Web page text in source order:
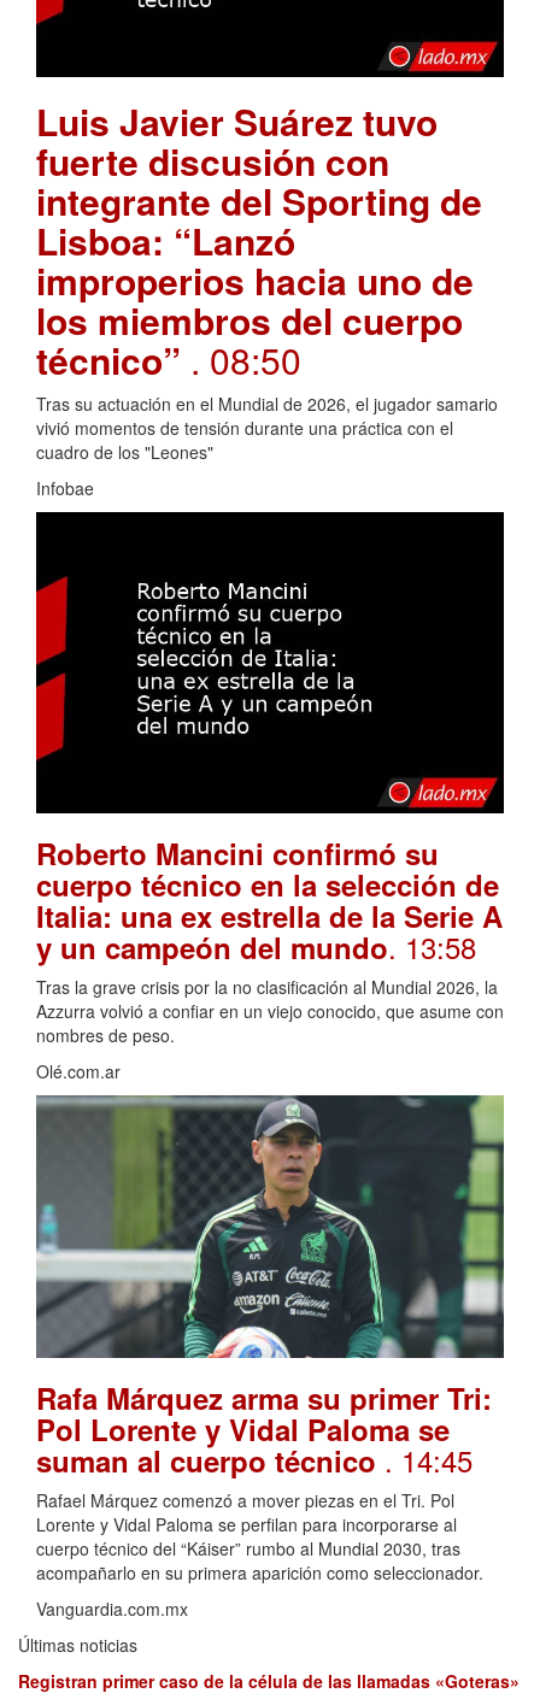
Luis Javier Suárez tuvo
fuerte discusión con
integrante del Sporting de
Lisboa: “Lanzó
improperios hacia uno de
los miembros del cuerpo
técnico” . 08:50
Tras su actuación en el Mundial de 2026, el jugador samario
vivió momentos de tensión durante una práctica con el
cuadro de los "Leones"
Infobae
Roberto Mancini confirmó su
cuerpo técnico en la selección de
Italia: una ex estrella de la Serie A
y un campeón del mundo. 13:58
Tras la grave crisis por la no clasificación al Mundial 2026, la
Azzurra volvió a confiar en un viejo conocido, que asume con
nombres de peso.
Olé.com.ar
Rafa Márquez arma su primer Tri:
Pol Lorente y Vidal Paloma se
suman al cuerpo técnico . 14:45
Rafael Márquez comenzó a mover piezas en el Tri. Pol
Lorente y Vidal Paloma se perfilan para incorporarse al
cuerpo técnico del “Káiser” rumbo al Mundial 2030, tras
acompañarlo en su primera aparición como seleccionador.
Vanguardia.com.mx
Últimas noticias
Registran primer caso de la célula de las llamadas «Goteras»